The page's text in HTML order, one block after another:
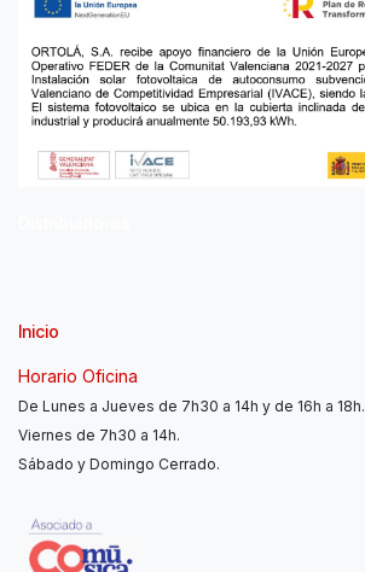
Inicio
Horario Oficina
De Lunes a Jueves de 7h30 a 14h y de 16h a 18h.
Viernes de 7h30 a 14h.
Sábado y Domingo Cerrado.